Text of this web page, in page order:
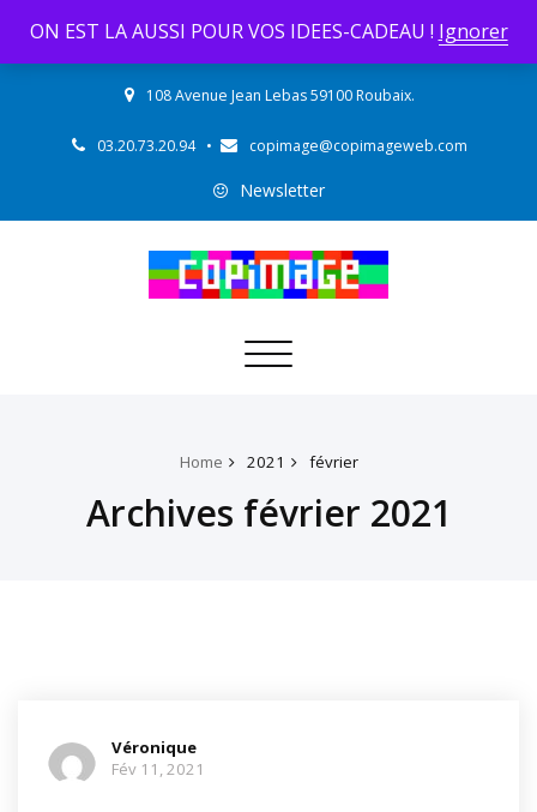
108 Avenue Jean Lebas 59100 Roubaix.
03.20.73.20.94• copimage@copimageweb.com
Newsletter
Toggle
Home 2021 février
Archives février 2021
Véronique
Fév 11, 2021
ON EST LA AUSSI POUR VOS IDEES-CADEAU ! Ignorer